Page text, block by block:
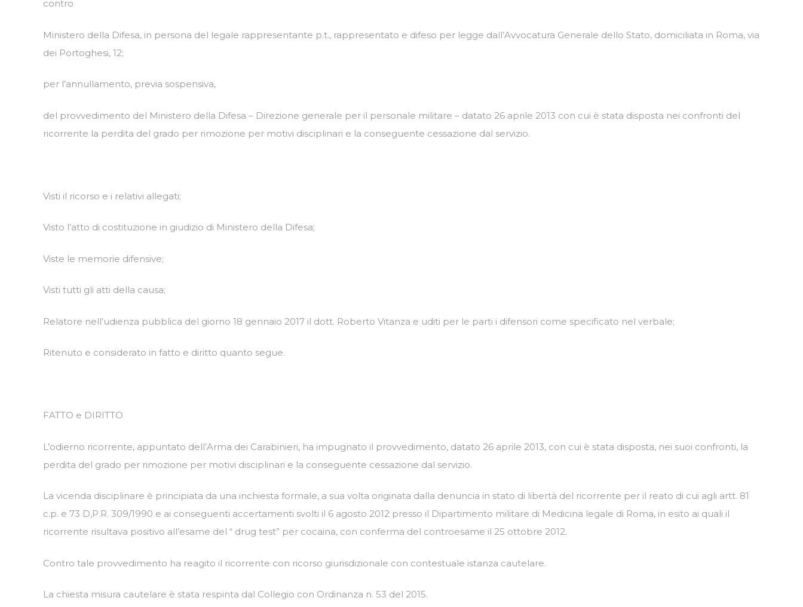
contro
Ministero della Difesa, in persona del legale rappresentante p.t., rappresentato e difeso per legge dall’Avvocatura Generale dello Stato, domiciliata in Roma, via
dei Portoghesi, 12;
per l’annullamento, previa sospensiva,
del provvedimento del Ministero della Difesa – Direzione generale per il personale militare – datato 26 aprile 2013 con cui è stata disposta nei confronti del
ricorrente la perdita del grado per rimozione per motivi disciplinari e la conseguente cessazione dal servizio.
Visti il ricorso e i relativi allegati;
Visto l’atto di costituzione in giudizio di Ministero della Difesa;
Viste le memorie difensive;
Visti tutti gli atti della causa;
Relatore nell’udienza pubblica del giorno 18 gennaio 2017 il dott. Roberto Vitanza e uditi per le parti i difensori come specificato nel verbale;
Ritenuto e considerato in fatto e diritto quanto segue.
FATTO e DIRITTO
L’odierno ricorrente, appuntato dell’Arma dei Carabinieri, ha impugnato il provvedimento, datato 26 aprile 2013, con cui è stata disposta, nei suoi confronti, la
perdita del grado per rimozione per motivi disciplinari e la conseguente cessazione dal servizio.
La vicenda disciplinare è principiata da una inchiesta formale, a sua volta originata dalla denuncia in stato di libertà del ricorrente per il reato di cui agli artt. 81
c.p. e 73 D,P.R. 309/1990 e ai conseguenti accertamenti svolti il 6 agosto 2012 presso il Dipartimento militare di Medicina legale di Roma, in esito ai quali il
ricorrente risultava positivo all’esame del “ drug test” per cocaina, con conferma del controesame il 25 ottobre 2012.
Contro tale provvedimento ha reagito il ricorrente con ricorso giurisdizionale con contestuale istanza cautelare.
La chiesta misura cautelare è stata respinta dal Collegio con Ordinanza n. 53 del 2015.